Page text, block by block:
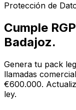
Protección de
Cumple
Badajoz.
Genera tu pack
llamadas
€600.000.
ley.